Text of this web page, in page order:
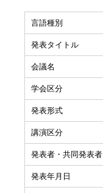
言語種別
発表タイトル
会議名
学会区分
発表形式
講演区分
発表者・共同発表者
発表年月日